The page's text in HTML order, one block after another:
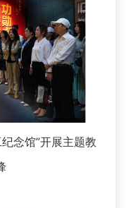
念馆”开展主题教